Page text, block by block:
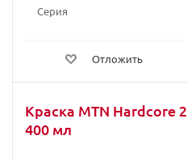
Серия
Отложить
Краска MTN Hardcore
400 мл